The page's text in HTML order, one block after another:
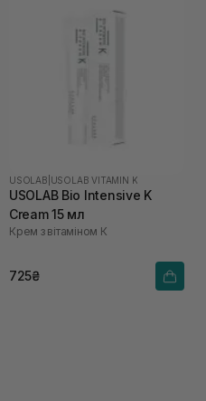
USOLAB USOLAB VITAMIN K
USOLAB Bio Intensive K
Cream 15 мл
Крем з вітаміном К
725₴